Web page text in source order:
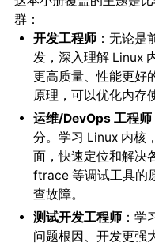
群：
开发工程师：无论是
发，深入理解 Linux
更高质量、性能更好
原理，可以优化内存
运维/DevOps 工程师
分。学习 Linux 内核
面，快速定位和解决
ftrace 等调试工具的
查故障。
测试开发工程师：学
问题根因、开发更强